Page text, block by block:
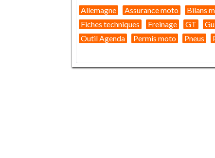
Allemagne Assurance moto Bilans
Fiches techniques
Freinage GT
Outil Agenda
Permis moto Pneus